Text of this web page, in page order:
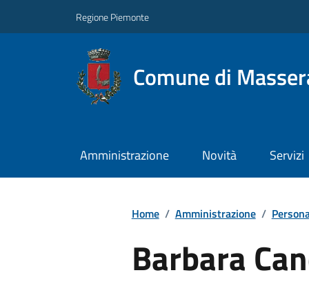
Regione Piemonte
Comune di
Amministrazione Novità Servizi
Home / Amministrazione /
Barbara